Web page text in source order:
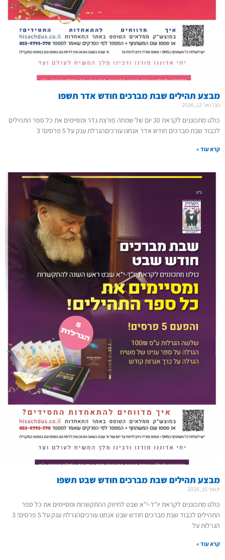
מבצע תהילים שבת מברכים חודש אדר תשפו
פברואר 12, 2026
כולנו מתכוננים לקראת 30 יום של שמחה פורצת גדר ומסיימים את כל ספר התהילים
לכבוד שבת מברכים חודש אדר אנחנו עורכיםהגרלת ענק על 5 פרסים! 3
קרא עוד »
מבצע תהילים שבת מברכים חודש שבט תשפו
ינואר 15, 2026
כולנו מתכוננים לקראת יו"ד-י"א שבט לחיזוק ההתקשרות ומסיימים את כל ספר
התהילים לכבוד שבת מברכים חודש שבט אנחנו עורכיםהגרלת ענק על 5 פרסים! 3
הגרלות על
קרא עוד »